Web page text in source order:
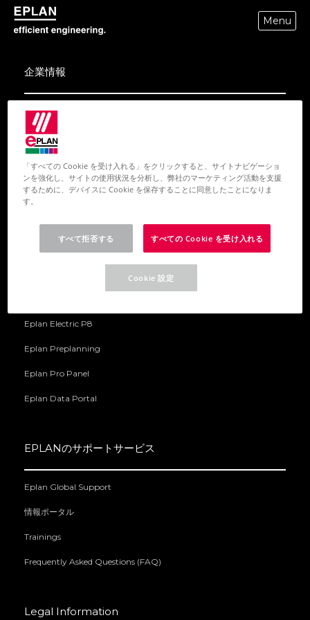
epulse.com home
Menu
企業情報
会社案内
Friedhelm Loh Group
採用情報
Trust Center
Eplan Electric P8
Eplan Preplanning
Eplan Pro Panel
Eplan Data Portal
EPLANのサポートサービス
Eplan Global Support
情報ポータル
Trainings
Frequently Asked Questions (FAQ)
Legal Information
「すべての Cookie を受け入れる」をクリックすると、サイトナビゲーショ
ンを強化し、サイトの使用状況を分析し、弊社のマーケティング活動を支援
するために、デバイスに Cookie を保存することに同意したことになりま
す。
すべて拒否する すべての Cookie を受け入れる
Cookie 設定